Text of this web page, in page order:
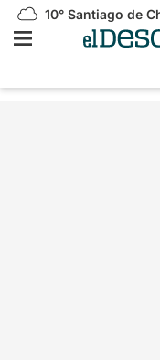
10° Santiago de